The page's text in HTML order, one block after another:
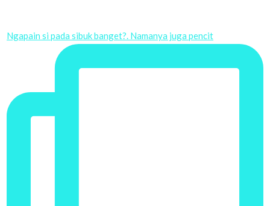
Ngapain si pada sibuk banget?. Namanya juga pencit